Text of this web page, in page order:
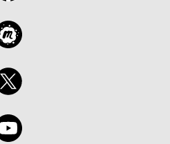
steering agents in real
skills, plugins, and
lightweight apps The
how the Copilot App
it easier for entire
in modern, AI-powered